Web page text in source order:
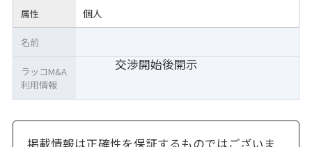
属性 個人
交渉開始後開示
名前
ラッコM&A
利用情報
掲載情報は正確性を保証するものではございま